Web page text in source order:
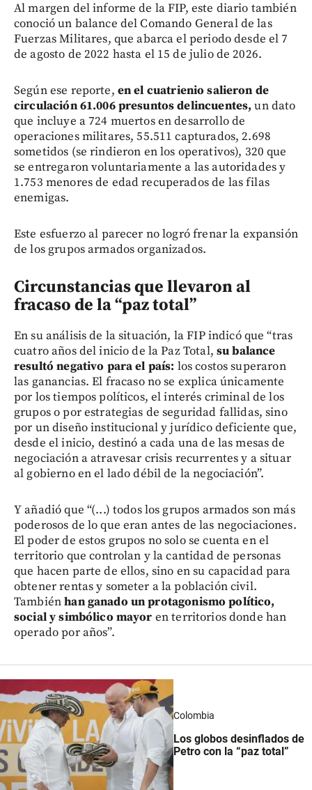
Al margen del informe de la FIP, este diario también
conoció un balance del Comando General de las
Fuerzas Militares, que abarca el periodo desde el 7
de agosto de 2022 hasta el 15 de julio de 2026.
Según ese reporte, en el cuatrienio salieron de
circulación 61.006 presuntos delincuentes,un dato
que incluye a 724 muertos en desarrollo de
operaciones militares, 55.511 capturados, 2.698
sometidos (se rindieron en los operativos), 320 que
se entregaron voluntariamente a las autoridades y
1.753 menores de edad recuperados de las filas
enemigas.
Este esfuerzo al parecer no logró frenar la expansión
de los grupos armados organizados.
Circunstancias que llevaron al
fracaso de la “paz total”
En su análisis de la situación, la FIP indicó que “tras
cuatro años del inicio de la Paz Total, su balance
resultó negativo para el país: los costos superaron
las ganancias. El fracaso no se explica únicamente
por los tiempos políticos, el interés criminal de los
grupos o por estrategias de seguridad fallidas, sino
por un diseño institucional y jurídico deficiente que,
desde el inicio, destinó a cada una de las mesas de
negociación a atravesar crisis recurrentes y a situar
al gobierno en el lado débil de la negociación”.
Y añadió que “(...) todos los grupos armados son más
poderosos de lo que eran antes de las negociaciones.
El poder de estos grupos no solo se cuenta en el
territorio que controlan y la cantidad de personas
que hacen parte de ellos, sino en su capacidad para
obtener rentas y someter a la población civil.
Tambiénhan ganado un protagonismo político,
social y simbólico mayor en territorios donde han
operado por años”.
Colombia
Los globos desinflados de
Petro con la “paz total”